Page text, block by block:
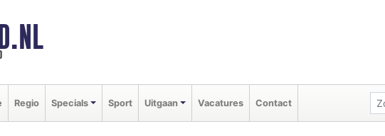
Regio Specials Sport Uitgaan Vacatures Contact